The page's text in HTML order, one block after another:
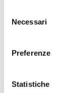
delNecessari
Preferenze
Statistiche